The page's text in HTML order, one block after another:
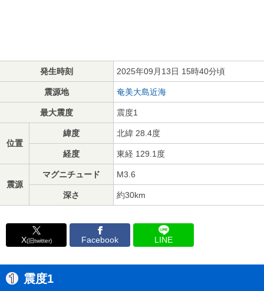
発生時刻 2025年09月13日 15時40分頃
震源地 奄美大島近海
最大震度 震度1
位置
緯度 北緯 28.4度
経度 東経 129.1度
震源
マグニチュード M3.6
深さ 約30km
X(旧twitter) Facebook LINE
震度1